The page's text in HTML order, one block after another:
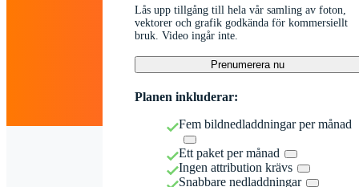
Lås upp tillgång till hela vår samling av foton,
vektorer och grafik godkända för kommersiellt
bruk. Video ingår inte.
Prenumerera nu
Planen inkluderar:
Fem bildnedladdningar per månad
Ett paket per månad
Ingen attribution krävs
Snabbare nedladdningar